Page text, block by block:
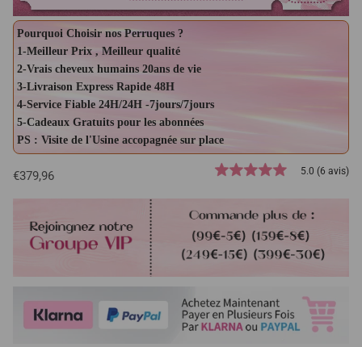
Pourquoi Choisir nos Perruques ?
1-Meilleur Prix , Meilleur qualité
2-Vrais cheveux humains 20ans de vie
3-Livraison Express Rapide 48H
4-Service Fiable 24H/24H -7jours/7jours
5-Cadeaux Gratuits pour les abonnées
PS : Visite de l'Usine accopagnée sur place
€379,96 5.0 (6 avis)